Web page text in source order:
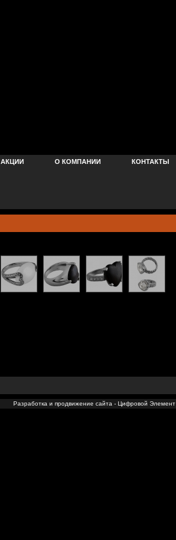
АКЦИИ О КОМПАНИИ КОНТАКТЫ
Разработка и продвижение сайта - Цифровой Элемент